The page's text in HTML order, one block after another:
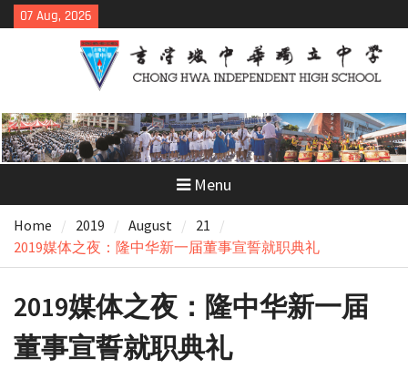
Skip
to
07 Aug, 2026
Menu
Home 2019 August
21
2019媒体之夜：隆中华新一届董事宣誓就职典礼
2019媒体之夜：隆中华新一届
董事宣誓就职典礼